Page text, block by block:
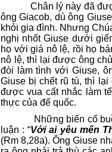
Chân lý này đã
ông Giacob, dù ông
khỏi gia đình. Nhưng
nghị nhốt Giuse dưới
họ với giá nô lệ, rồi họ
nô lệ, thì lại được ông
đòi làm tình với Giuse,
Giuse bị chết rũ tù, thì
được vua cất nhắc làm
thực của đế quốc.
Những biến cố buồn
luận : “Với ai yêu mến
(Rm 8,28a). Ông Giuse